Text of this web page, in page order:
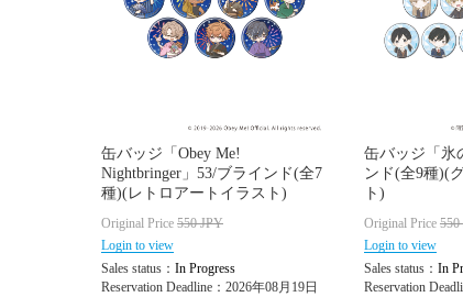
缶バッジ「Obey Me!
Nightbringer」53/ブラインド(全7
種)(レトロアートイラスト)
Original Price 550JPY
Login to view
Sales status： In Progress
Reservation Deadline：2026年08月19日
缶バッジ「氷
ンド(全9種)(
ト)
Original Price 550
Login to view
Sales status： In
Reservation